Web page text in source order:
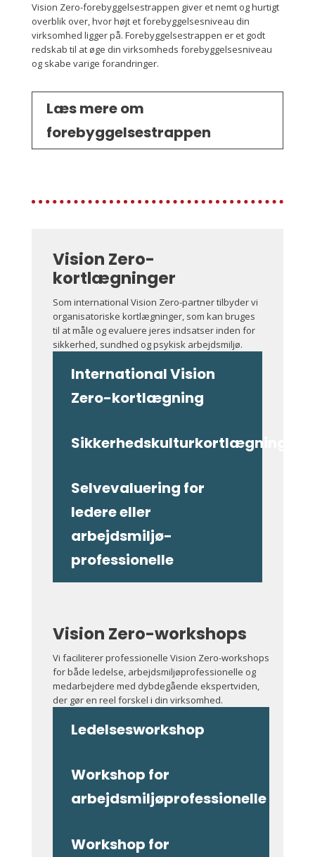
Vision Zero-forebyggelsestrappen giver et nemt og hurtigt
overblik over, hvor højt et forebyggelsesniveau din
virksomhed ligger på. Forebyggelsestrappen er et godt
redskab til at øge din virksomheds forebyggelsesniveau
og skabe varige forandringer.
Læs mere om
forebyggelsestrappen
Vision Zero-
kortlægninger
Som international Vision Zero-partner tilbydervi
organisatoriske kortlægninger, som kan bruges
til at måle og evaluere jeres indsatser inden for
sikkerhed, sundhed og psykisk arbejdsmiljø.
International Vision
Zero-kortlægning
Sikkerhedskulturkortlægning
Selvevaluering for
ledere eller
arbejdsmiljø­
professionelle
Vision Zero-workshops
Vi faciliterer professionelle Vision Zero-workshops
for både ledelse, arbejdsmiljøprofessionelle og
medarbejdere med dybdegående ekspertviden,
der gør en reel forskel i din virksomhed.
Ledelsesworkshop
Workshop for
arbejdsmiljøprofessionelle
Workshop for